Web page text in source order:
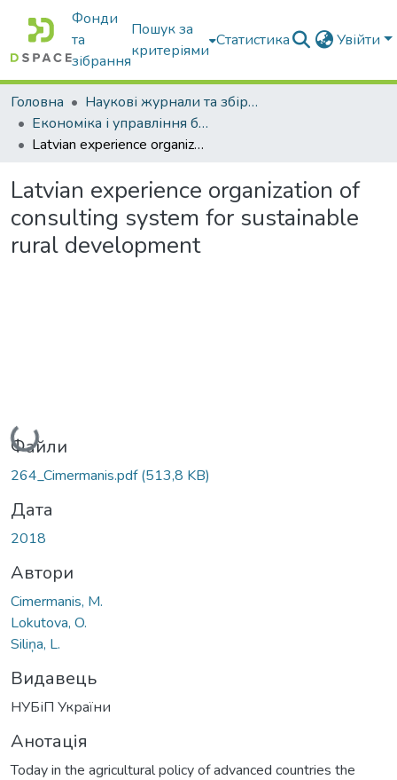
Фонди
та
зібрання
Пошук за
критеріями
Статистика Увійти
Головна
Наукові журнали та збірники видань
Економіка і управління бізнесом
Latvian experience organization of consulting system for sustainable rural development
Latvian experience organization of
consulting system for sustainable
rural development
Вантажиться...
Файли
264_Cimermanis.pdf(513,8 KB)
Дата
2018
Автори
Cimermanis, M.
Lokutova, O.
Siliņa, L.
Видавець
НУБіП України
Анотація
Today in the agricultural policy of advanced countries the